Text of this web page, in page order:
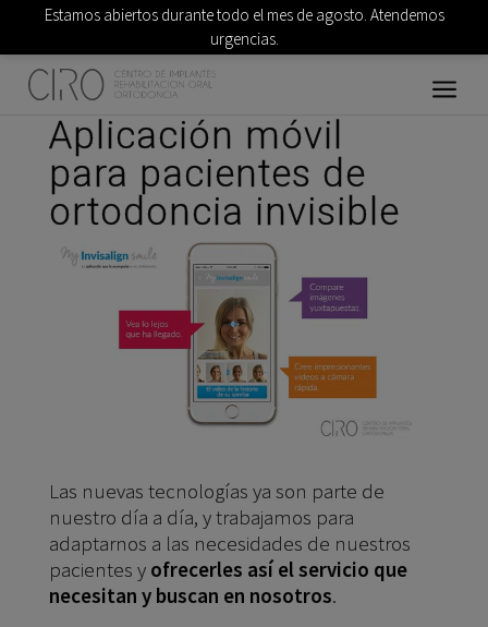
Aplicación móvil
para pacientes de
ortodoncia invisible
Las nuevas tecnologías ya son parte de
nuestro día a día, y trabajamos para
adaptarnos a las necesidades de nuestros
pacientes y ofrecerles así el servicio que
necesitan y buscan en nosotros.
Estamos abiertos durante todo el mes de agosto. Atendemos
urgencias.